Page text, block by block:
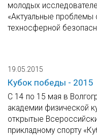
молодых
«Актуальные проблемы
техносферной
19.05.2015
Кубок победы - 2015
С 14 по 15 мая в
академии физической
открытые
прикладному спорту